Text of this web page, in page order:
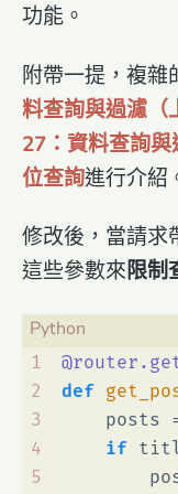
功能。
附帶一提，複雜
料查詢與過濾
27：資料查詢
位查詢進行介紹
修改後，當請求
這些參數來限制
1
2
3
4
5
def
posts
if